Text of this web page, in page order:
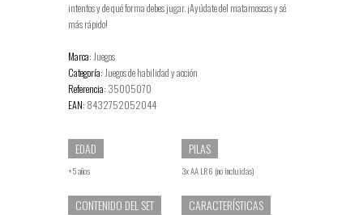
intentos y de qué forma debes jugar. ¡Ayúdate del matamoscas y sé
más rápido!
Marca: Juegos
Categoría: Juegos de habilidad y acción
Referencia: 35005070
EAN: 8432752052044
EDAD
+5 años
CONTENIDO DEL SET
PILAS
3x AA LR6 (no incluidas)
CARACTERÍSTICAS